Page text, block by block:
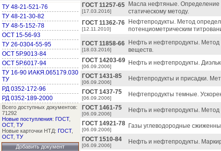
ТУ 48-21-521-76
ТУ 48-21-30-82
ТУ 48-5-152-78
ОСТ 15-56-93
ТУ 26-0304-55-95
ОСТ 5Р.9013-84
ОСТ 5Р.6017-94
ТУ 16-90 ИАКЯ.065179.030
ТУ
РД 0352-172-96
РД 0352-189-2000
Всего доступных документов:
71292
Новые поступления: ГОСТ,
ОСТ, ТУ
Новые карточки НТД: ГОСТ,
ОСТ, ТУ
Добавить документ
ГОСТ 11257-65
[17.03.2016]
Масла нефтяные. Определение
статическому методу.
ГОСТ 11362-76
[12.11.2010]
Нефтепродукты. Метод
потенциометрическим
ГОСТ 11858-66
[18.03.2016]
Нефть и нефтепродукты.
веществ.
ГОСТ 14203-69
[06.09.2006]
Нефть и нефтепродукты.
ГОСТ 1431-85
[06.09.2006]
Нефтепродукты и присадки.
ГОСТ 1437-75
[06.09.2006]
Нефтепродукты темные.
ГОСТ 1461-75
[06.09.2006]
Нефть и нефтепродукты. Метод
ГОСТ 14921-78
[06.09.2006]
Газы углеводородные
ГОСТ 1510-84
[06.09.2006]
Нефть и нефтепродукты.